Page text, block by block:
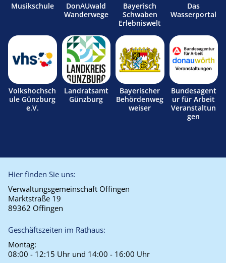
Musikschule
DonAUwald
Wanderwege
Bayerisch
Schwaben
Erlebniswelt
Das
Wasserportal
Volkshochsch
ule Günzburg
e.V.
Landratsamt
Günzburg
Bayerischer
Behördenweg
weiser
Bundesagent
ur für Arbeit
Veranstaltun
gen
Hier finden Sie uns:
Verwaltungsgemeinschaft Offingen
Marktstraße 19
89362 Offingen
Geschäftszeiten im Rathaus:
Montag:
08:00 - 12:15 Uhr und 14:00 - 16:00 Uhr